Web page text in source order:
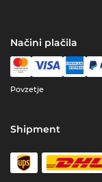
Načini plačila
Povzetje
Shipment